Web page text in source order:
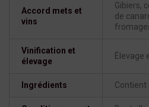
Accord mets et
vins
Gibiers,
de
Vinification et
élevage
Élevage
Ingrédients Contient